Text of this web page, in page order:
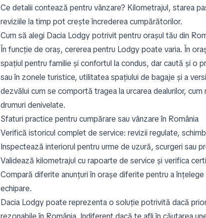
Ce detalii contează pentru vânzare? Kilometrajul, starea
reviziile la timp pot crește încrederea cumpărătorilor.
Cum să alegi Dacia Lodgy potrivit pentru orașul tău din
În funcție de oraș, cererea pentru Lodgy poate varia. În
spațiul pentru familie și confortul la condus, dar caută și o
sau în zonele turistice, utilitatea spațiului de bagaje și a
dezvălui cum se comportă tragea la urcarea dealurilor,
drumuri denivelate.
Sfaturi practice pentru cumpărare sau vânzare în România
Verifică istoricul complet de service: revizii regulate,
Inspectează interiorul pentru urme de uzură, scurgeri sau
Validează kilometrajul cu rapoarte de service și verifica
Compară diferite anunțuri în orașe diferite pentru a
echipare.
Dacia Lodgy poate reprezenta o soluție potrivită dacă